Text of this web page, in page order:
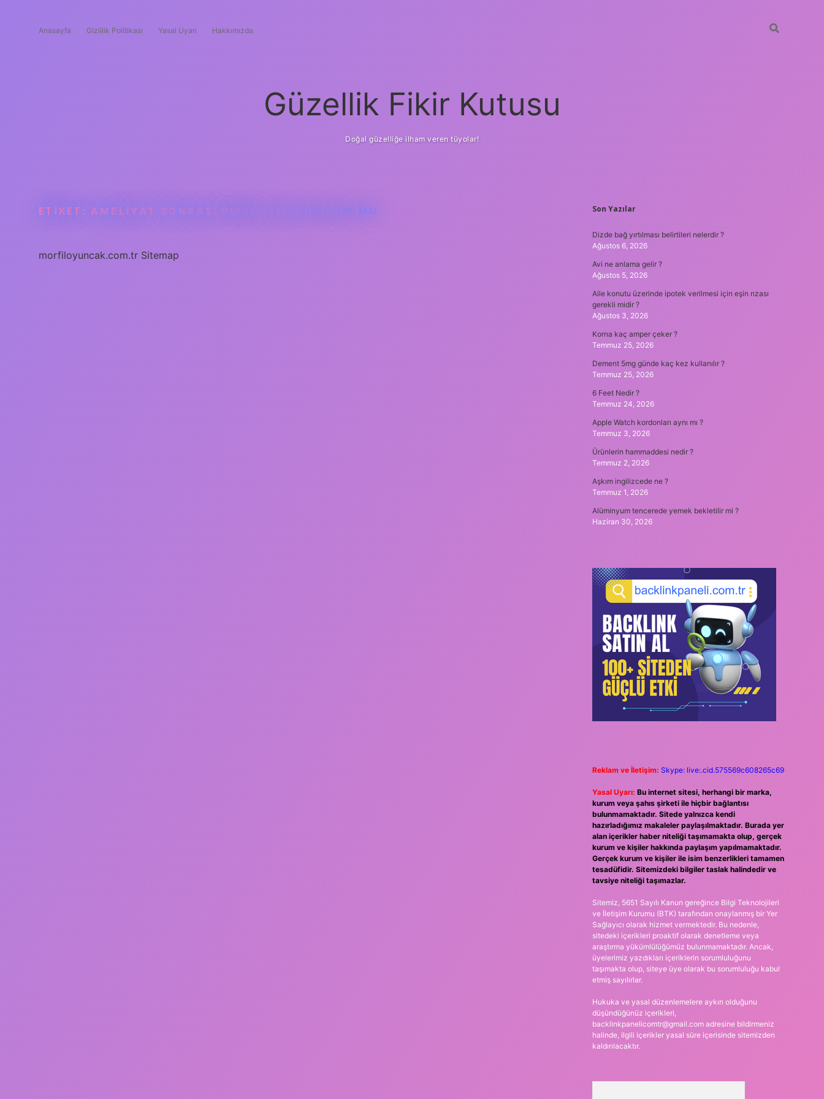
Anasayfa Gizlilik Politikası Yasal Uyarı Hakkımızda
Güzellik Fikir Kutusu
Doğal güzelliğe ilham veren tüyolar!
ETIKET: AMELIYAT SONRASI PSIKOLOJI BOZULUR MU
morfiloyuncak.com.tr Sitemap
SIDEBAR
Son Yazılar
Dizde bağ yırtılması belirtileri nelerdir ?
Ağustos 6, 2026
Avi ne anlama gelir ?
Ağustos 5, 2026
Aile konutu üzerinde ipotek verilmesi için eşin rızası
gerekli midir ?
Ağustos 3, 2026
Korna kaç amper çeker ?
Temmuz 25, 2026
Dement 5mg günde kaç kez kullanılır ?
Temmuz 25, 2026
6 Feet Nedir ?
Temmuz 24, 2026
Apple Watch kordonları aynı mı ?
Temmuz 3, 2026
Ürünlerin hammaddesi nedir ?
Temmuz 2, 2026
Aşkım ingilizcede ne ?
Temmuz 1, 2026
Alüminyum tencerede yemek bekletilir mi ?
Haziran 30, 2026
Reklam ve İletişim: Skype: live:.cid.575569c608265c69
Yasal Uyarı: Bu internet sitesi, herhangi bir marka,
kurum veya şahıs şirketi ile hiçbir bağlantısı
bulunmamaktadır. Sitede yalnızca kendi
hazırladığımız makaleler paylaşılmaktadır. Burada yer
alan içerikler haber niteliği taşımamakta olup, gerçek
kurum ve kişiler hakkında paylaşım yapılmamaktadır.
Gerçek kurum ve kişiler ile isim benzerlikleri tamamen
tesadüfidir. Sitemizdeki bilgiler taslak halindedir ve
tavsiye niteliği taşımazlar.
Sitemiz, 5651 Sayılı Kanun gereğince Bilgi Teknolojileri
ve İletişim Kurumu (BTK) tarafından onaylanmış bir Yer
Sağlayıcı olarak hizmet vermektedir. Bu nedenle,
sitedeki içerikleri proaktif olarak denetleme veya
araştırma yükümlülüğümüz bulunmamaktadır. Ancak,
üyelerimiz yazdıkları içeriklerin sorumluluğunu
taşımakta olup, siteye üye olarak bu sorumluluğu kabul
etmiş sayılırlar.
Hukuka ve yasal düzenlemelere aykırı olduğunu
düşündüğünüz içerikleri,
backlinkpanelicomtr@gmail.comadresine bildirmeniz
halinde, ilgili içerikler yasal süre içerisinde sitemizden
kaldırılacaktır.
vdcasino güncel giriş